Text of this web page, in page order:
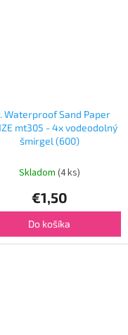
Waterproof Sand Paper
mt305 - 4x vodeodolný
šmirgel (600)
Skladom (4 ks)
€1,50
Do košíka